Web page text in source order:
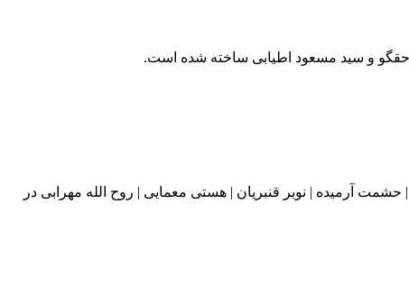
حقگو و سید مسعود اطیابی ساخته شده است.
آرمیده | نوبر قنبریان | هستی معمایی | روح الله مهرابی در